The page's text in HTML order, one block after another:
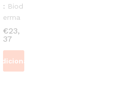
: Biod
erma
€23,
37
Adicionar